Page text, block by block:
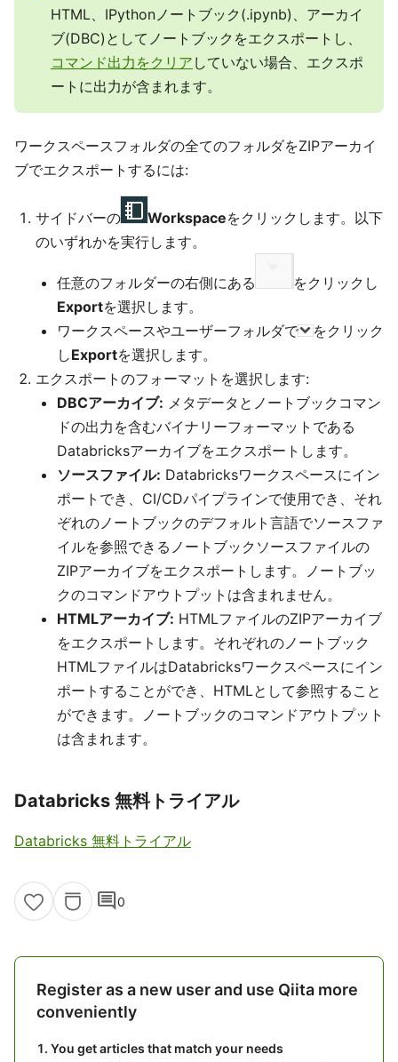
HTML、IPythonノートブック(.ipynb)、アーカイ
ブ(DBC)としてノートブックをエクスポートし、
コマンド出力をクリア していない場合、エクスポ
ートに出力が含まれます。
ワークスペースフォルダの全てのフォルダをZIPアーカイ
ブでエクスポートするには:
サイドバーの Workspaceをクリックします。以下
のいずれかを実行します。
任意のフォルダーの右側にある
をクリックし
Exportを選択します。
ワークスペースやユーザーフォルダで
をクリック
しExportを選択します。
エクスポートのフォーマットを選択します:
DBCアーカイブ: メタデータとノートブックコマン
ドの出力を含むバイナリーフォーマットである
Databricksアーカイブをエクスポートします。
ソースファイル: Databricksワークスペースにイン
ポートでき、CI/CDパイプラインで使用でき、それ
ぞれのノートブックのデフォルト言語でソースファ
イルを参照できるノートブックソースファイルの
ZIPアーカイブをエクスポートします。ノートブッ
クのコマンドアウトプットは含まれません。
HTMLアーカイブ: HTMLファイルのZIPアーカイブ
をエクスポートします。それぞれのノートブック
HTMLファイルはDatabricksワークスペースにイン
ポートすることができ、HTMLとして参照すること
ができます。ノートブックのコマンドアウトプット
は含まれます。
Databricks 無料トライアル
Databricks 無料トライアル
comment0
Register as a new user and use Qiita more
conveniently
You get articles that match your needs